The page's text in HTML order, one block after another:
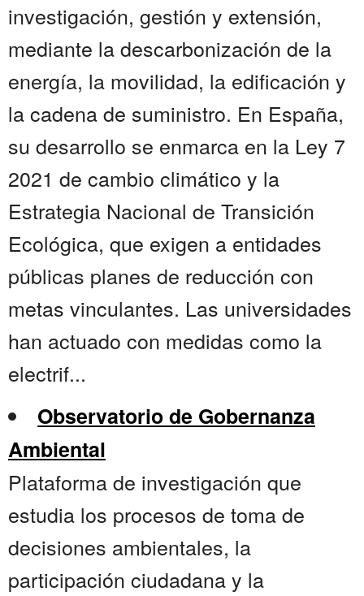
investigación, gestión y extensión,
mediante la descarbonización de la
energía, la movilidad, la edificación y
la cadena de suministro. En España,
su desarrollo se enmarca en la Ley 7
2021 de cambio climático y la
Estrategia Nacional de Transición
Ecológica, que exigen a entidades
públicas planes de reducción con
metas vinculantes. Las universidades
han actuado con medidas como la
electrif...
Observatorio de Gobernanza
Ambiental
Plataforma de investigación que
estudia los procesos de toma de
decisiones ambientales, la
participación ciudadana y la